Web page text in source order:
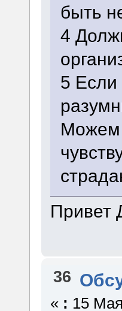
быть
4
5 Если
Можем
Привет
36
« : 15